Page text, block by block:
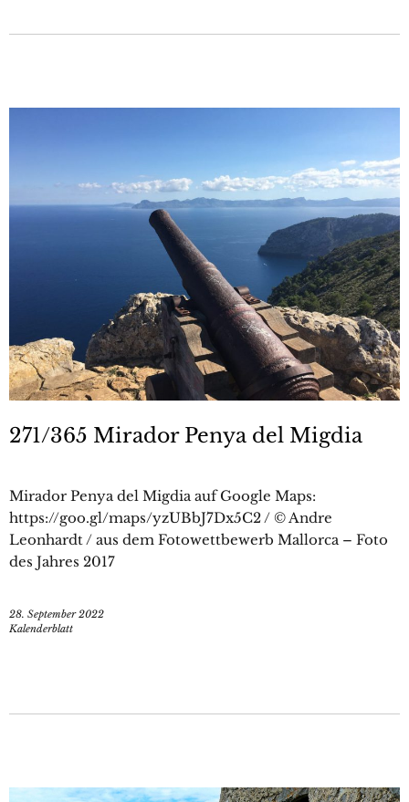
271/365 Mirador Penya del Migdia
Mirador Penya del Migdia auf Google Maps:
https://goo.gl/maps/yzUBbJ7Dx5C2 / © Andre
Leonhardt / aus dem Fotowettbewerb Mallorca – Foto
des Jahres 2017
28. September 2022
Kalenderblatt